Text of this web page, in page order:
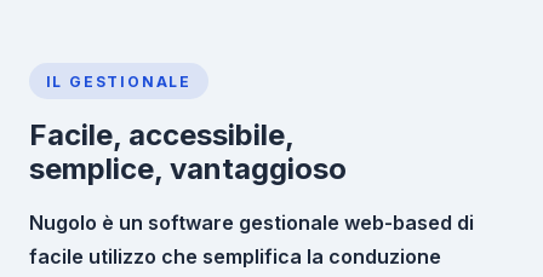
IL GESTIONALE
Facile, accessibile,
semplice, vantaggioso
Nugolo è un software gestionale web-based di
facile utilizzo che semplifica la conduzione